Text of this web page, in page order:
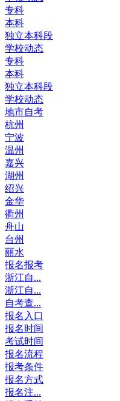
专科
本科
独立本科段
学校动态
专科
本科
独立本科段
学校动态
地市自考
杭州
宁波
温州
嘉兴
湖州
绍兴
金华
衢州
舟山
台州
丽水
报名报考
浙江自...
浙江自...
自考查...
报名入口
报名时间
考试时间
报名流程
报考条件
报名方式
报名注...